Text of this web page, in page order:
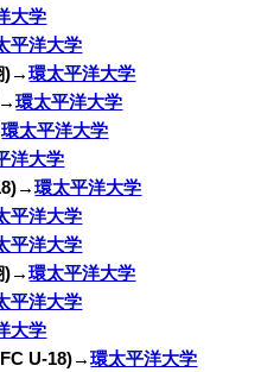
大学
平洋大学
)→環太平洋大学
環太平洋大学
環太平洋大学
洋大学
環太平洋大学
平洋大学
平洋大学
)→環太平洋大学
平洋大学
大学
FC U-18)→環太平洋大学